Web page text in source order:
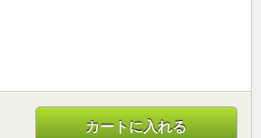
カートに入れる